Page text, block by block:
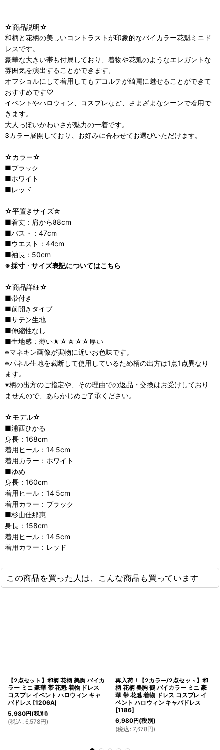
☆商品説明☆
和柄と花柄の美しいコントラストが印象的なバイカラー花魁ミニド
レスです。
豪華な大きい帯も付属しており、着物や花魁のようなエレガントな
雰囲気を演出することができます。
オフショルにして着用してもデコルテが綺麗に魅せることができて
おすすめです♡
イベントやハロウィン、コスプレなど、さまざまなシーンで着用で
きます。
大人っぽいかわいさが魅力の一着です。
3カラー展開しており、お好みに合わせてお選びいただけます。
☆カラー☆
■ブラック
■ホワイト
■レッド
☆平置きサイズ☆
■着丈：肩から88cm
■バスト：47cm
■ウエスト：44cm
■袖長：50cm
※採寸・サイズ表記についてはこちら
☆商品詳細☆
■帯付き
■前開きタイプ
■サテン生地
■伸縮性なし
■生地感：薄い★☆☆☆☆厚い
※マネキン画像が実物に近いお色味です。
※パネル生地を裁断して使用しているため柄の出方は1点1点異なり
ます。
※柄の出方のご指定や、その理由での返品・交換はお受けしており
ませんので、あらかじめご了承ください。
☆モデル☆
■浦西ひかる
身長：168cm
着用ヒール：14.5cm
着用カラー：ホワイト
■ゆめ
身長：160cm
着用ヒール：14.5cm
着用カラー：ブラック
■杉山佳那惠
身長：158cm
着用ヒール：14.5cm
着用カラー：レッド
この商品を買った人は、こんな商品も買っています
【2点セット】和柄 花柄 美胸 バイカ
ラー ミニ 豪華 帯 花魁 着物 ドレス
コスプレ イベント ハロウィン キャ
バドレス [1206A]
5,980円(税別)
(税込 : 6,578円)
再入荷！【2カラー/2点セット】和
柄 花柄 美胸 鶴 バイカラー ミニ 豪
華 帯 花魁 着物 ドレス コスプレ イ
ベント ハロウィン キャバドレス
[1186]
6,980円(税別)
(税込 : 7,678円)